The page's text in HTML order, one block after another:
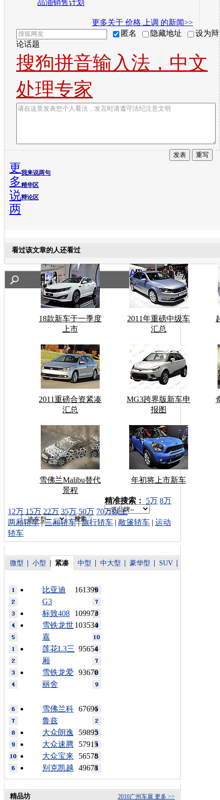
品油销售计划
更多关于 价格 上调 的新闻>>
匿名 隐藏地址
设为辩
论话题
搜狗拼音输入法，中文
处理专家
我来说两句
精华区
辩论区
更
多
说
两
看过该文章的人还看过
18款新车于一季度
上市
2011年重磅中级车
汇总
2011重磅合资紧凑
汇总
MG3跨界版新车申
报图
雪佛兰Malibu替代
景程
年初将上市新车
车型搜索：
精准搜索： 5万 8万
12万 15万 22万 35万 50万 70万以上
两厢轿车|三厢轿车|旅行轿车 | 敞篷轿车 | 运动
轿车
微型 小型 紧凑 中型 中大型 豪华型 SUV
161399
比亚迪
G3
109973
标致408
103534
雪铁龙世
嘉
95654
莲花L3三
厢
93670
雪铁龙爱
丽舍
67696
雪佛兰科
鲁兹
59895
大众朗逸
57915
大众速腾
56578
大众宝来
49678
别克凯越
更多 >>
2010广州车展
精品坊